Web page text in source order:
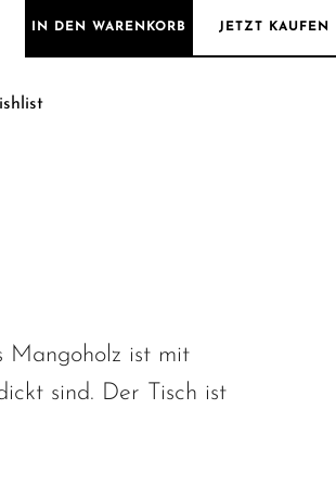
IN DEN WARENKORB JETZT KAUFEN
Mangoholz ist mit
sind. Der Tisch ist